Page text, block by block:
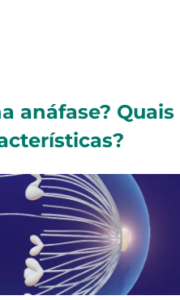
anáfase? Quais